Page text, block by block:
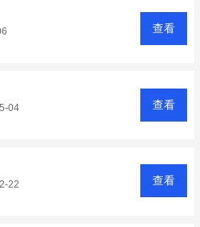
查看
04 查看
22 查看